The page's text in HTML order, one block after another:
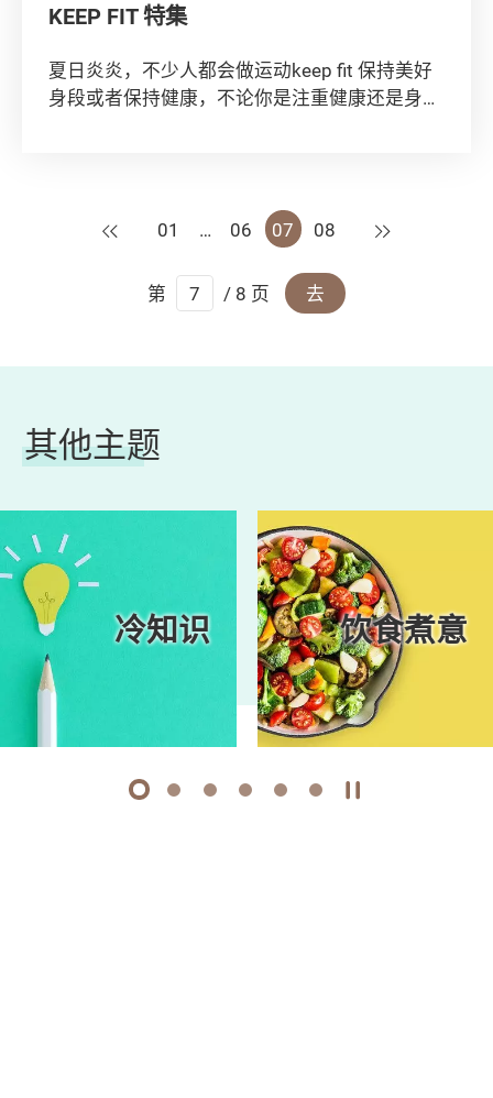
KEEP FIT 特集
夏日炎炎，不少人都会做运动keep fit 保持美好
身段或者保持健康，不论你是注重健康还是身形
上一页
01 … 06 07 08 下一页
第 / 8 页 去
其他主题
冷知识 饮食煮意
1 2 3 4 5 6 开始/暂停幻灯